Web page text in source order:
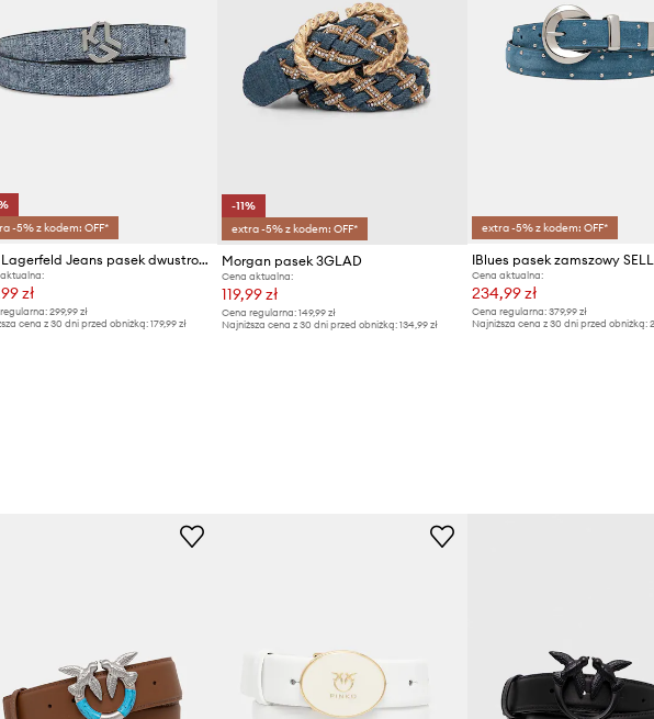
-5% z kodem: OFF*
Karl Lagerfeld Jeans pasek dwustronny
zł
299,99 zł
cena z 30 dni przed obniżką:179,99 zł
-11%
extra -5% z kodem: OFF*
Morgan pasek 3GLAD
Cena aktualna:
119,99 zł
Cena regularna: 149,99 zł
Najniższa cena z 30 dni przed obniżką: 134,99 zł
extra -5% z kodem: OFF*
IBlues pasek zamszowy
Cena aktualna:
234,99 zł
Cena regularna: 379,99 zł
Najniższa cena z 30 dni przed obniżką: